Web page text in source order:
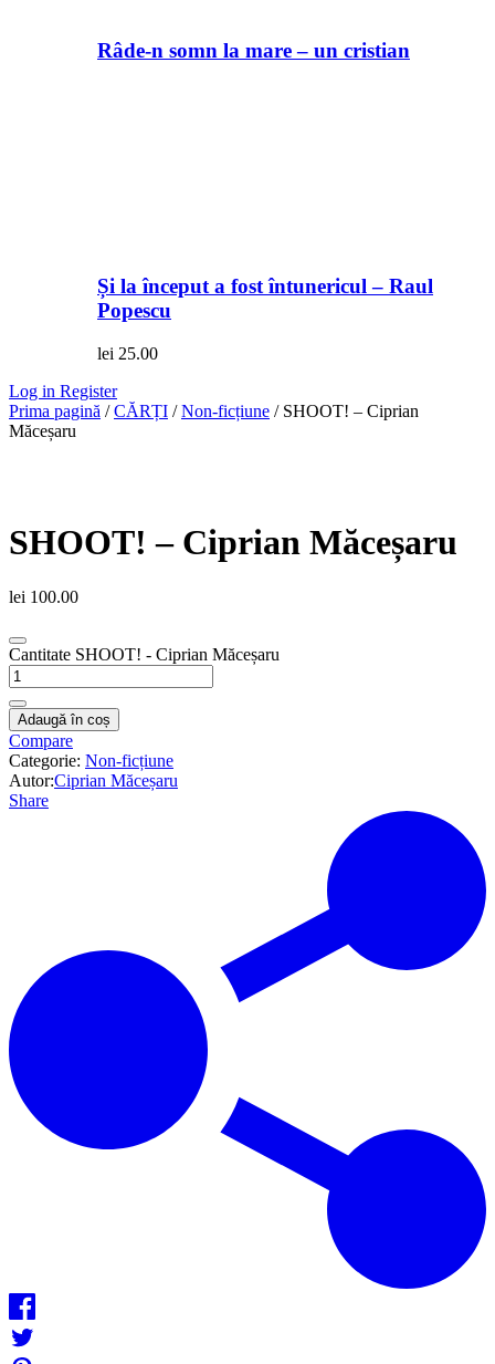
Râde-n somn la mare – un cristian
Și la început a fost întunericul – Raul
Popescu
lei 25.00
Log in Register
Prima pagină /CĂRȚI /Non-ficțiune / SHOOT! – Ciprian
Măceșaru
SHOOT! – Ciprian Măceșaru
lei 100.00
Cantitate SHOOT! - Ciprian Măceșaru
Adaugă în coș
Compare
Categorie: Non-ficțiune
Autor:Ciprian Măceșaru
Share